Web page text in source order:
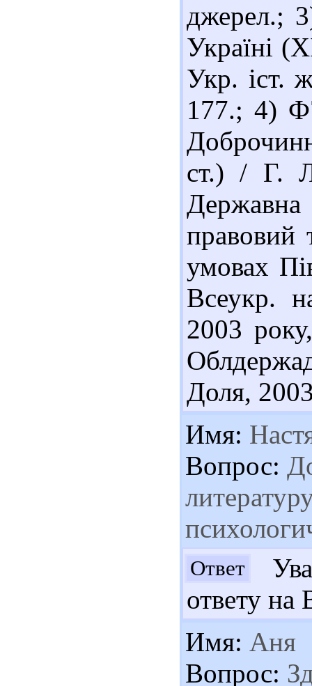
джерел.;
Україні
Укр. іст.
177.; 4)
ст.) / Г.
правовий
умовах
Всеукр.
2003
Доля,
Имя:
Вопрос:
Ответ
ответу на
Имя: Аня
Вопрос: